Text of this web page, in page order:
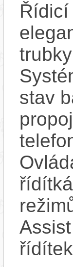
Řídicí
stav